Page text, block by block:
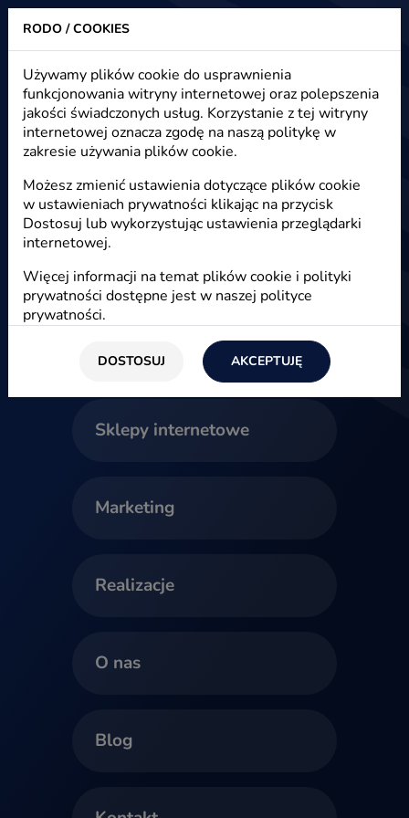
Heuristic - strony www, sklepy internetowe, e-marketing
Błąd 404 - strona gdzieś się
zapodziała
Spróbuj tych linków ...
Strona główna
Strony www
Sklepy internetowe
Marketing
Realizacje
O nas
Blog
RODO / COOKIES
Używamy plików cookie do usprawnienia
funkcjonowania witryny internetowej oraz polepszenia
jakości świadczonych usług. Korzystanie z tej witryny
internetowej oznacza zgodę na naszą politykę w
zakresie używania plików cookie.
Możesz zmienić ustawienia dotyczące plików cookie
w ustawieniach prywatności klikając na przycisk
Dostosuj lub wykorzystując ustawienia przeglądarki
internetowej.
Więcej informacji na temat plików cookie i polityki
prywatności dostępne jest w naszej polityce
prywatności.
DOSTOSUJ AKCEPTUJĘ